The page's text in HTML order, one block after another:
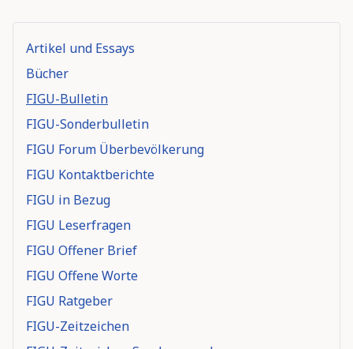
Artikel und Essays
Bücher
FIGU-Bulletin
FIGU-Sonderbulletin
FIGU Forum Überbevölkerung
FIGU Kontaktberichte
FIGU in Bezug
FIGU Leserfragen
FIGU Offener Brief
FIGU Offene Worte
FIGU Ratgeber
FIGU-Zeitzeichen